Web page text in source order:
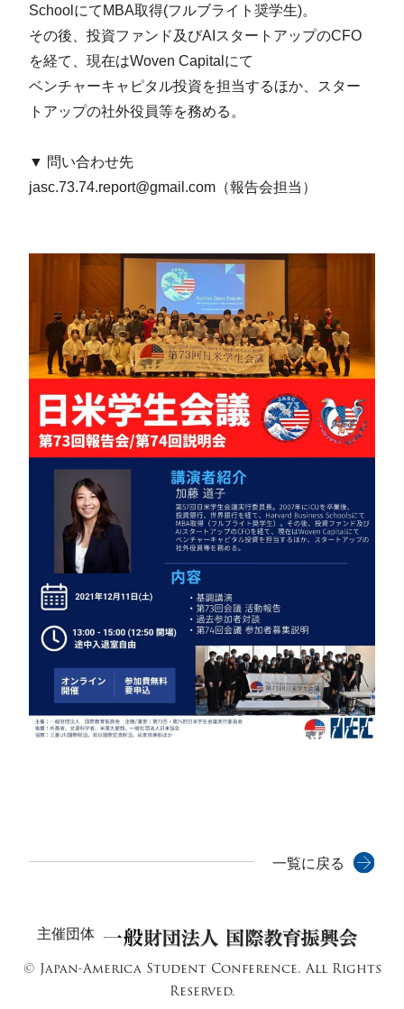
SchoolにてMBA取得(フルブライト奨学生)。
その後、投資ファンド及びAIスタートアップのCFO
を経て、現在はWoven Capitalにて
ベンチャーキャピタル投資を担当するほか、スター
トアップの社外役員等を務める。
▼ 問い合わせ先
jasc.73.74.report@gmail.com（報告会担当）
一覧に戻る
主催団体
© Japan-America Student Conference. All Rights
Reserved.